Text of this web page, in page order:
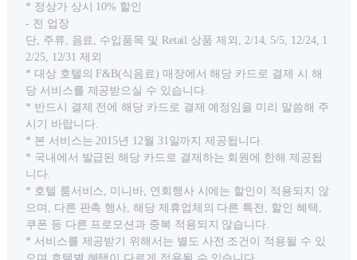
* 정상가 상시 10% 할인
- 전 업장
단, 주류, 음료, 수입품목 및 Retail 상품 제외, 2/14, 5/5, 12/24, 1
2/25, 12/31 제외
* 대상 호텔의 F&B(식음료) 매장에서 해당 카드로 결제 시 해
당 서비스를 제공받으실 수 있습니다.
* 반드시 결제 전에 해당 카드로 결제 예정임을 미리 말씀해 주
시기 바랍니다.
* 본 서비스는 2015년 12월 31일까지 제공됩니다.
* 국내에서 발급된 해당 카드로 결제하는 회원에 한해 제공됩
니다.
* 호텔 룸서비스, 미니바, 연회행사 시에는 할인이 적용되지 않
으며, 다른 판촉 행사, 해당 제휴업체의 다른 특전, 할인 혜택,
쿠폰 등 다른 프로모션과 중복 적용되지 않습니다.
* 서비스를 제공받기 위해서는 별도 사전 조건이 적용될 수 있